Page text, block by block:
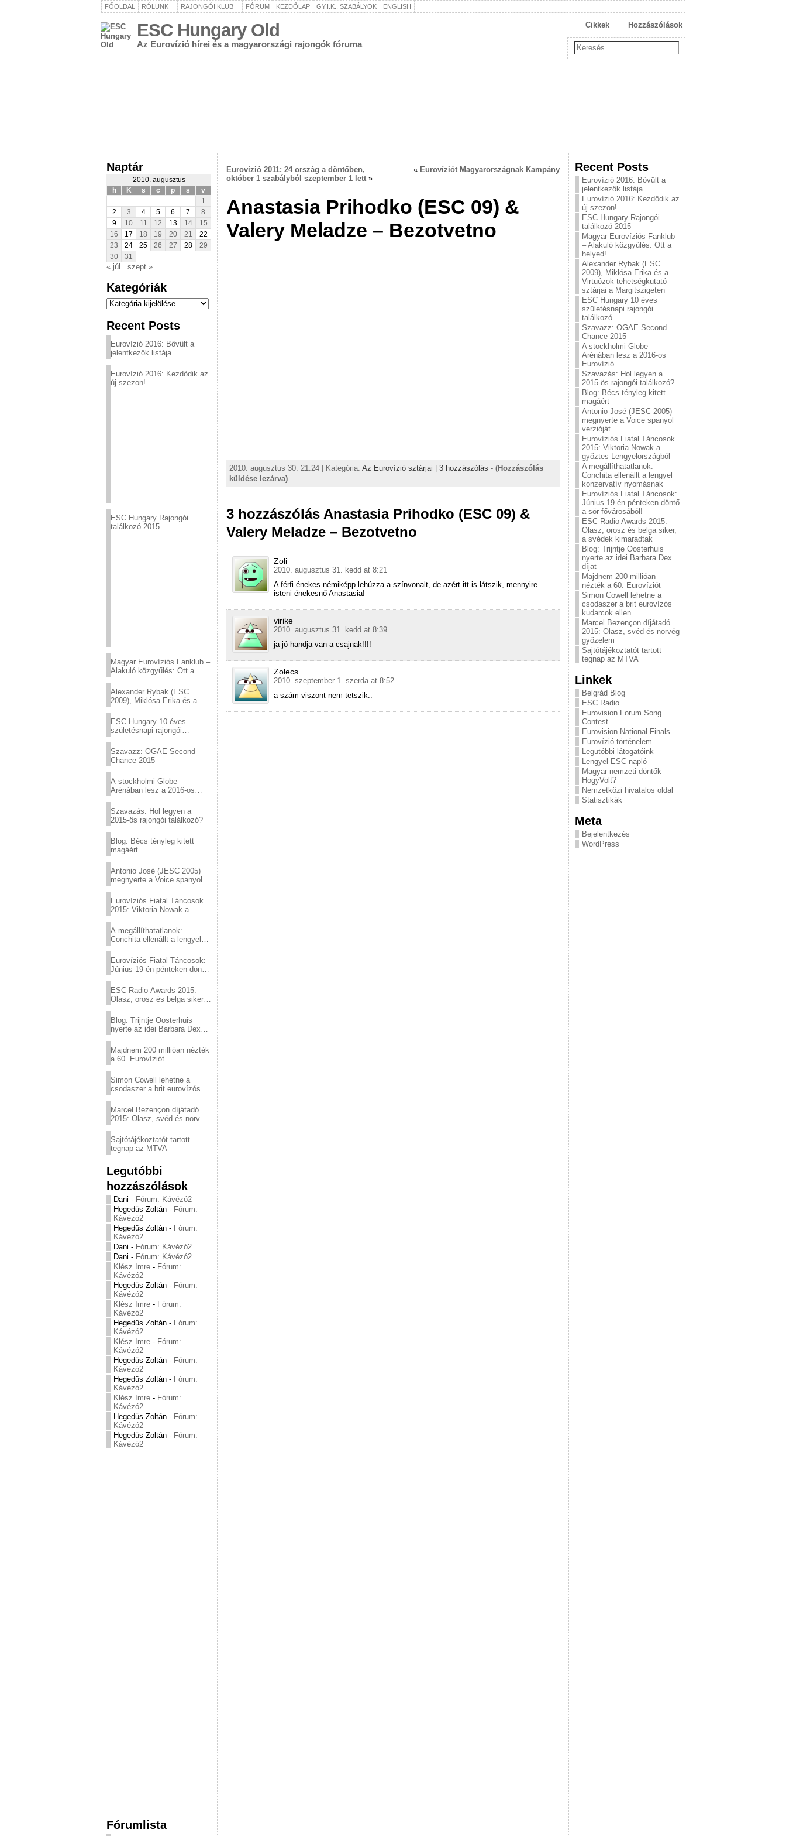
FŐOLDAL RÓLUNK RAJONGÓI KLUB FÓRUM KEZDŐLAP GY.I.K., SZABÁLYOK ENGLISH
ESC Hungary Old
Az Eurovízió hírei és a magyarországi rajongók fóruma
Hozzászólások
Cikkek
Naptár
2010. augusztus
h
K s c p s
v
1
2
3 4 5 6 7
8
9
10 11 12 13 14
15
16
17 18 19 20 21
22
23
24 25 26 27 28
29
30
31
« júl szept »
Kategóriák
Kategóriák
Recent Posts
Eurovízió 2016: Bővült a
jelentkezők listája
Eurovízió 2016: Kezdődik az
új szezon!
ESC Hungary Rajongói
találkozó 2015
Magyar Eurovíziós Fanklub –
Alakuló közgyűlés: Ott a
Alexander Rybak (ESC
2009), Miklósa Erika és a
sztárjai a Margitszigeten
ESC Hungary 10 éves
születésnapi rajongói
Szavazz: OGAE Second
Chance 2015
A stockholmi Globe
Arénában lesz a 2016-os
Szavazás: Hol legyen a
2015-ös rajongói találkozó?
Blog: Bécs tényleg kitett
magáért
Antonio José (JESC 2005)
megnyerte a Voice spanyol
Eurovíziós Fiatal Táncosok
2015: Viktoria Nowak a
A megállíthatatlanok:
Conchita ellenállt a lengyel
Eurovíziós Fiatal Táncosok:
Június 19-én pénteken döntő
ESC Radio Awards 2015:
Olasz, orosz és belga siker,
Blog: Trijntje Oosterhuis
nyerte az idei Barbara Dex
Majdnem 200 millióan nézték
a 60. Eurovíziót
Simon Cowell lehetne a
csodaszer a brit eurovízós
Marcel Bezençon díjátadó
2015: Olasz, svéd és norvég
Sajtótájékoztatót tartott
tegnap az MTVA
Legutóbbi
hozzászólások
Dani - Fórum: Kávézó2
Hegedüs Zoltán - Fórum:
Kávézó2
Hegedüs Zoltán - Fórum:
Kávézó2
Dani - Fórum: Kávézó2
Dani - Fórum: Kávézó2
Klész Imre - Fórum:
Kávézó2
Hegedüs Zoltán - Fórum:
Kávézó2
Klész Imre - Fórum:
Kávézó2
Hegedüs Zoltán - Fórum:
Kávézó2
Klész Imre - Fórum:
Kávézó2
Hegedüs Zoltán - Fórum:
Kávézó2
Hegedüs Zoltán - Fórum:
Kávézó2
Klész Imre - Fórum:
Kávézó2
Hegedüs Zoltán - Fórum:
Kávézó2
Hegedüs Zoltán - Fórum:
Kávézó2
Fórumlista
Eurovízió 2011: 24 ország a döntőben,
október 1 szabályból szeptember 1 lett »
« Eurovíziót Magyarországnak Kampány
Anastasia Prihodko (ESC 09) &
Valery Meladze – Bezotvetno
2010. augusztus 30. 21:24 | Kategória: Az Eurovízió sztárjai | 3 hozzászólás - (Hozzászólás
küldése lezárva)
3 hozzászólás Anastasia Prihodko (ESC 09) &
Valery Meladze – Bezotvetno
Zoli
2010. augusztus 31. kedd at 8:21
A férfi énekes némiképp lehúzza a színvonalt, de azért itt is látszik, mennyire
isteni énekesnő Anastasia!
virike
2010. augusztus 31. kedd at 8:39
ja jó handja van a csajnak!!!!
Zolecs
2010. szeptember 1. szerda at 8:52
a szám viszont nem tetszik..
Recent Posts
Eurovízió 2016: Bővült a
jelentkezők listája
Eurovízió 2016: Kezdődik az
új szezon!
ESC Hungary Rajongói
találkozó 2015
Magyar Eurovíziós Fanklub
– Alakuló közgyűlés: Ott a
helyed!
Alexander Rybak (ESC
2009), Miklósa Erika és a
Virtuózok tehetségkutató
sztárjai a Margitszigeten
ESC Hungary 10 éves
születésnapi rajongói
találkozó
Szavazz: OGAE Second
Chance 2015
A stockholmi Globe
Arénában lesz a 2016-os
Eurovízió
Szavazás: Hol legyen a
2015-ös rajongói találkozó?
Blog: Bécs tényleg kitett
magáért
Antonio José (JESC 2005)
megnyerte a Voice spanyol
verzióját
Eurovíziós Fiatal Táncosok
2015: Viktoria Nowak a
győztes Lengyelországból
A megállíthatatlanok:
Conchita ellenállt a lengyel
konzervatív nyomásnak
Eurovíziós Fiatal Táncosok:
Június 19-én pénteken döntő
a sör fővárosából!
ESC Radio Awards 2015:
Olasz, orosz és belga siker,
a svédek kimaradtak
Blog: Trijntje Oosterhuis
nyerte az idei Barbara Dex
díjat
Majdnem 200 millióan
nézték a 60. Eurovíziót
Simon Cowell lehetne a
csodaszer a brit eurovízós
kudarcok ellen
Marcel Bezençon díjátadó
2015: Olasz, svéd és norvég
győzelem
Sajtótájékoztatót tartott
tegnap az MTVA
Linkek
Belgrád Blog
ESC Radio
Eurovision Forum Song
Contest
Eurovision National Finals
Eurovízió történelem
Legutóbbi látogatóink
Lengyel ESC napló
Magyar nemzeti döntők –
HogyVolt?
Nemzetközi hivatalos oldal
Statisztikák
Meta
Bejelentkezés
WordPress